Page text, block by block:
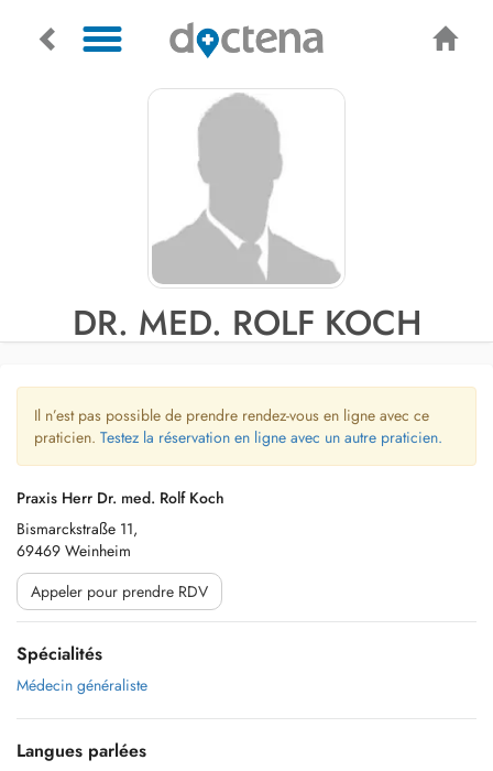
DR. MED. ROLF KOCH
Il n’est pas possible de prendre rendez-vous en ligne avec ce
praticien. Testez la réservation en ligne avec un autre praticien.
Praxis Herr Dr. med. Rolf Koch
Bismarckstraße 11,
69469 Weinheim
Appeler pour prendre RDV
Spécialités
Médecin généraliste
Langues parlées